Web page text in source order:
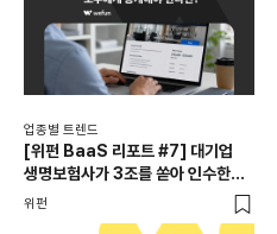
업종별 트렌드
[위펀 BaaS 리포트 #7] 대기업
생명보험사가 3조를 쏟아 인수한
일본 BaaS 회사의 정체는?
위펀